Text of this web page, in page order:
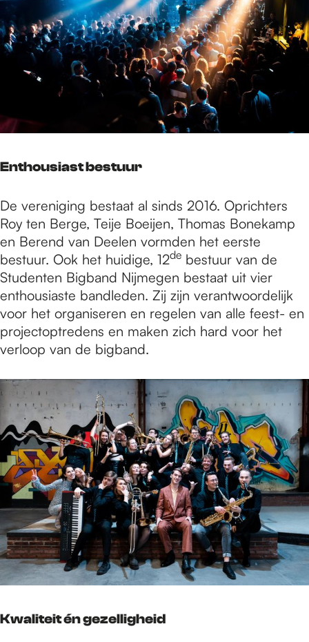
Enthousiast bestuur
De vereniging bestaat al sinds 2016. Oprichters
Roy ten Berge, Teije Boeijen, Thomas Bonekamp
en Berend van Deelen vormden het eerste
bestuur. Ook het huidige, 12de bestuur van de
Studenten Bigband Nijmegen bestaat uit vier
enthousiaste bandleden. Zij zijn verantwoordelijk
voor het organiseren en regelen van alle feest- en
projectoptredens en maken zich hard voor het
verloop van de bigband.
Kwaliteit én gezelligheid